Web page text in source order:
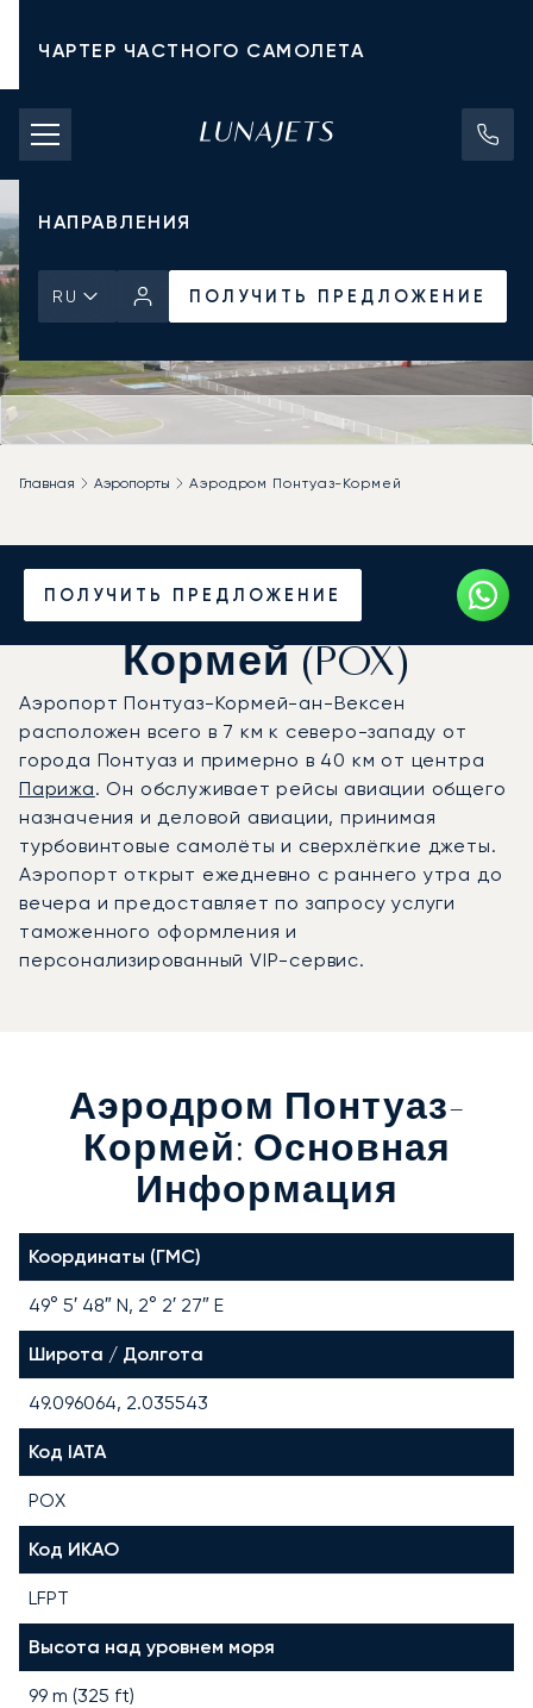
ЧАРТЕР ЧАСТНОГО САМОЛЕТА
СТОИМОСТЬ ЧАРТЕРА
ЧАСТНЫЕ САМОЛЕТЫ
НАПРАВЛЕНИЯ
RU ПОЛУЧИТЬ ПРЕДЛОЖЕНИЕ
ПОЛУЧИТЬ ПРЕДЛОЖЕНИЕ
Главная Аэропорты Аэродром Понтуаз-Кормей
Частный джет на
аэродром Понтуаз-
Кормей (POX)
Аэропорт Понтуаз-Кормей-ан-Вексен
расположен всего в 7 км к северо-западу от
города Понтуаз и примерно в 40 км от центра
Парижа. Он обслуживает рейсы авиации общего
назначения и деловой авиации, принимая
турбовинтовые самолёты и сверхлёгкие джеты.
Аэропорт открыт ежедневно с раннего утра до
вечера и предоставляет по запросу услуги
таможенного оформления и
персонализированный VIP-сервис.
Аэродром Понтуаз-
Кормей: Основная
Информация
Координаты (ГМС)
49° 5′ 48″ N, 2° 2′ 27″ E
Широта / Долгота
49.096064, 2.035543
Код IATA
POX
Код ИКАО
LFPT
Высота над уровнем моря
99 m (325 ft)